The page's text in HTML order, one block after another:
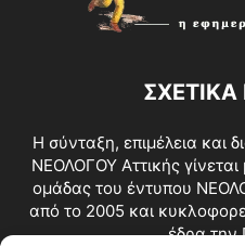
Η σύνταξη, επιμέλεια και
ΝΕΟΛΟΓΟΥ Αττικής
ομάδας του έντυπου
από το 2005 και
έδρα